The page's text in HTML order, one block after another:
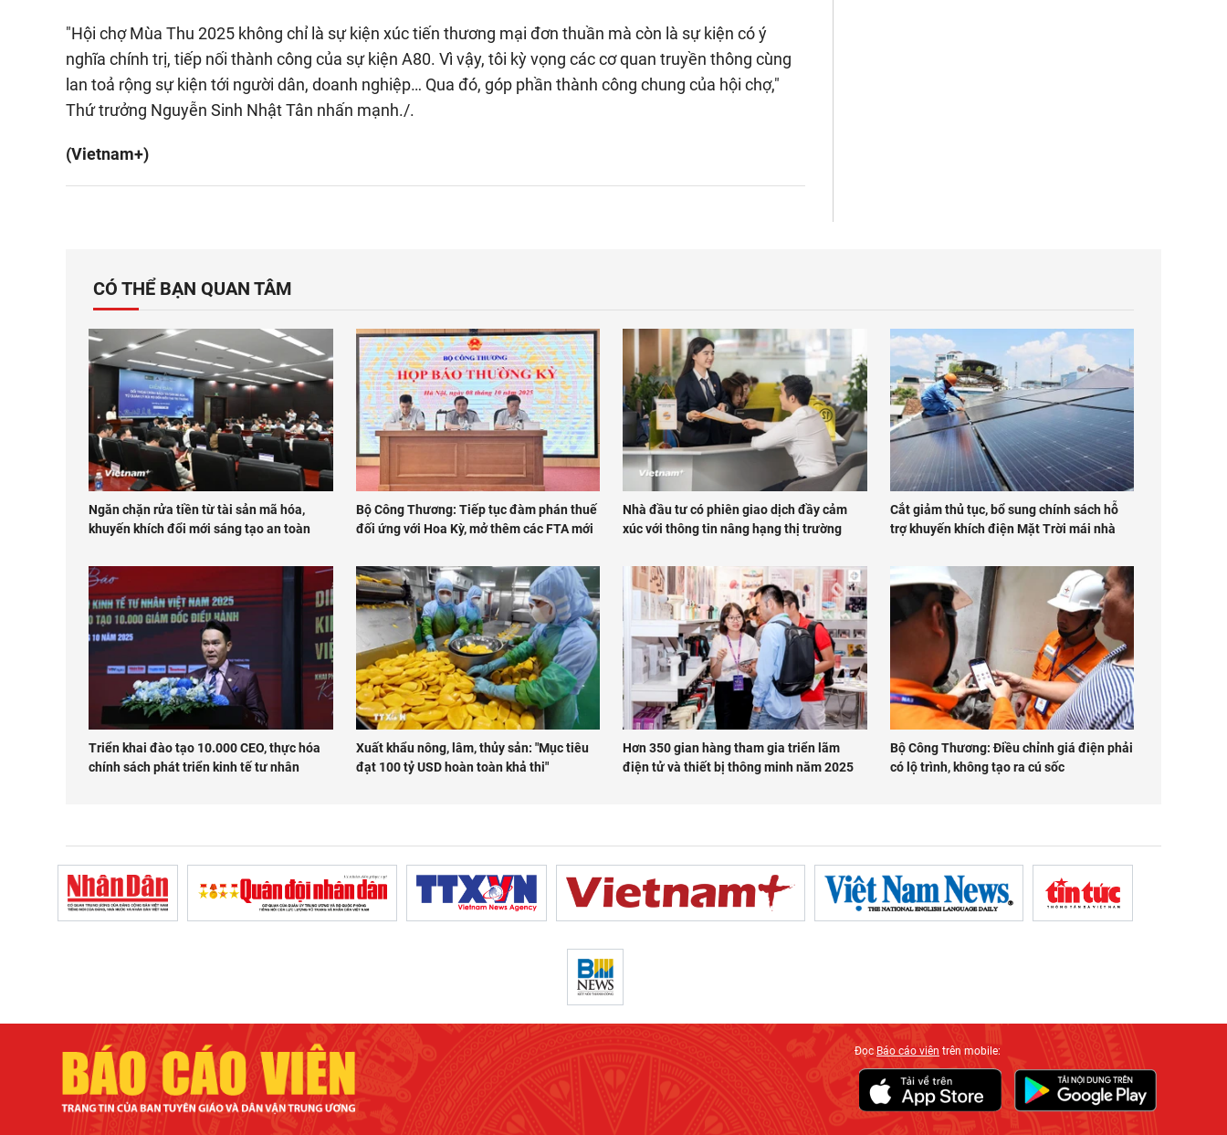
"Hội chợ Mùa Thu 2025 không chỉ là sự kiện xúc tiến thương mại đơn thuần mà còn là sự kiện có ý
nghĩa chính trị, tiếp nối thành công của sự kiện A80. Vì vậy, tôi kỳ vọng các cơ quan truyền thông cùng
lan toả rộng sự kiện tới người dân, doanh nghiệp… Qua đó, góp phần thành công chung của hội chợ,"
Thứ trưởng Nguyễn Sinh Nhật Tân nhấn mạnh./.
(Vietnam+)
CÓ THỂ BẠN QUAN TÂM
Ngăn chặn rửa tiền từ tài sản mã hóa,
khuyến khích đổi mới sáng tạo an toàn
Bộ Công Thương: Tiếp tục đàm phán thuế
đối ứng với Hoa Kỳ, mở thêm các FTA mới
Nhà đầu tư có phiên giao dịch đầy cảm
xúc với thông tin nâng hạng thị trường
Cắt giảm thủ tục, bổ sung chính sách hỗ
trợ khuyến khích điện Mặt Trời mái nhà
Triển khai đào tạo 10.000 CEO, thực hóa
chính sách phát triển kinh tế tư nhân
Xuất khẩu nông, lâm, thủy sản: "Mục tiêu
đạt 100 tỷ USD hoàn toàn khả thi"
Hơn 350 gian hàng tham gia triển lãm
điện tử và thiết bị thông minh năm 2025
Bộ Công Thương: Điều chỉnh giá điện phải
có lộ trình, không tạo ra cú sốc
ĐọcBáo cáo viên trên mobile: